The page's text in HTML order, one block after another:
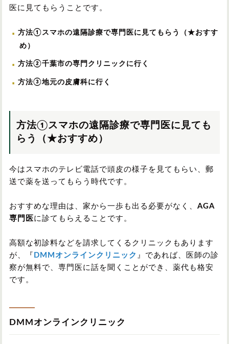
医に見てもらうことです。
方法①スマホの遠隔診療で専門医に見てもらう（★おすす
め）
方法②千葉市の専門クリニックに行く
方法③地元の皮膚科に行く
方法①スマホの遠隔診療で専門医に見ても
らう（★おすすめ）
今はスマホのテレビ電話で頭皮の様子を見てもらい、郵
送で薬を送ってもらう時代です。
おすすめな理由は、家から一歩も出る必要がなく、 AGA
専門医に診てもらえることです。
高額な初診料などを請求してくるクリニックもあります
が、『 DMMオンラインクリニック 』であれば、医師の診
察が無料で、専門医に話を聞くことができ、薬代も格安
です。
DMMオンラインクリニック